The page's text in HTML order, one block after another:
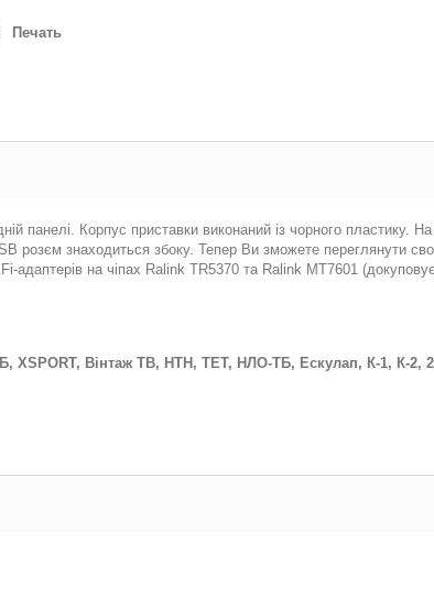
Печать
Корпус приставки виконаний із чорного пластику. На
розєм знаходиться збоку. Тепер Ви зможете переглянути
на чіпах Ralink TR5370 та Ralink MT7601
ХSPORT, Вінтаж ТВ, НТН, ТЕТ, НЛО-ТБ, Ескулап, К-1, К-2,